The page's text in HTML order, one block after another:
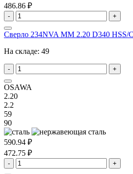
486.86 ₽
- +
Сверло 234NVA MM 2.20 D340 HSS/
На складе: 49
- +
OSAWA
2.20
2.2
59
90
590.94 ₽
472.75 ₽
- +